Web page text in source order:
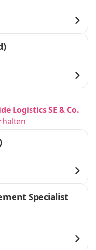
Logistics SE & Co.
Specialist